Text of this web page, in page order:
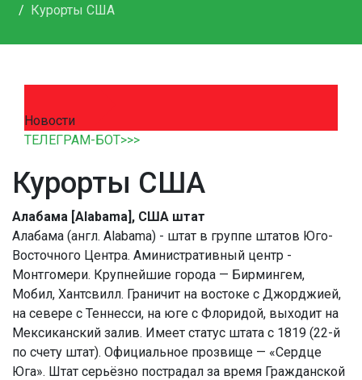
Курорты США
Новости
ТЕЛЕГРАМ-БОТ>>>
Курорты США
Алабама [Alabama], США штат
Алабама (англ. Alabama) - штат в группе штатов Юго-
Восточного Центра. Аминистративный центр -
Монтгомери. Крупнейшие города — Бирмингем,
Мобил, Хантсвилл. Граничит на востоке с Джорджией,
на севере с Теннесси, на юге с Флоридой, выходит на
Мексиканский залив. Имеет статус штата с 1819 (22-й
по счету штат). Официальное прозвище — «Сердце
Юга». Штат серьёзно пострадал за время Гражданской